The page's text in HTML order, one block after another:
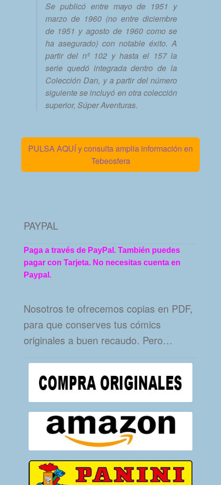
Se publicó entre mayo de 1951 y
marzo de 1960 (no entre diciembre
de 1951 y agosto de 1960 como se
ha asegurado) con notable éxito. A
partir del nº 102 y hasta el 157 la
serie quedó integrada dentro de la
Colección Dan, y a partir del número
siguiente se incluyó en otra colección
superior, Súper Aventuras.
PULSA AQUÍ y consulta amplia información en
Tebeosfera
PAYPAL
Paga a través de PayPal. También puedes
pagar con Tarjeta. No necesitas cuenta en
Paypal.
Nosotros te ofrecemos copias en PDF,
para que conserves tus cómics
originales a buen recaudo. Pero…